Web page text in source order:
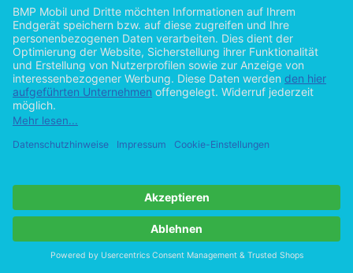
Social Entrepreneurship in Deutschland: Ein
Modell für die Zukunft?
vonPatrick Weirich (Autor:in) 2015
©2014 Bachelorarbeit 54 Seiten
Hilfe/FAQ
Impressum
Datenschutz
AGB
Vertrag widerrufen
Copyright ©Imprint in der Bedey & Thoms Media GmbH
byOpen Publishing